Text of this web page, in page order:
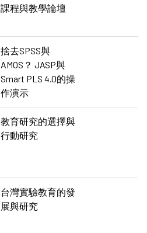
課程與教學論壇
捨去SPSS與
AMOS？ JASP與
Smart PLS 4.0的操
作演示
教育研究的選擇與
行動研究
台灣實驗教育的發
展與研究